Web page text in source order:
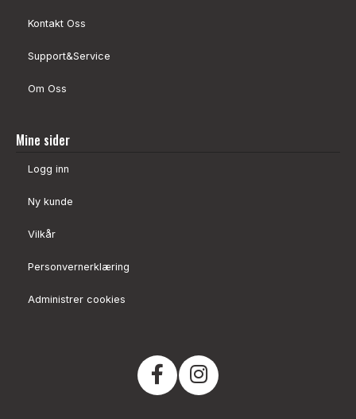
Kontakt Oss
Support&Service
Om Oss
Mine sider
Logg inn
Ny kunde
Vilkår
Personvernerklæring
Administrer cookies